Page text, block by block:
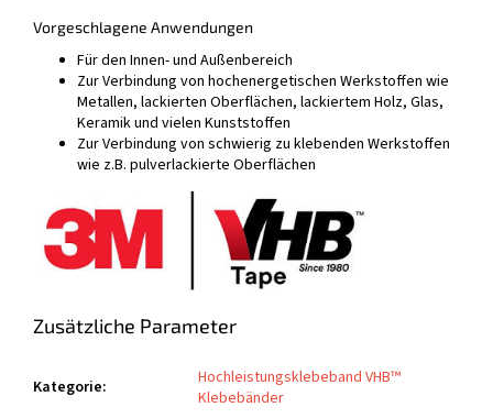
Vorgeschlagene Anwendungen
Für den Innen- und Außenbereich
Zur Verbindung von hochenergetischen Werkstoffen wie
Metallen, lackierten Oberflächen, lackiertem Holz, Glas,
Keramik und vielen Kunststoffen
Zur Verbindung von schwierig zu klebenden Werkstoffen
wie z.B. pulverlackierte Oberflächen
Zusätzliche Parameter
Kategorie:
Hochleistungsklebeband VHB™
Klebebänder